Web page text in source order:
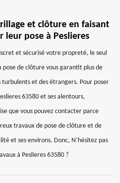
et clôture en faisant
leur pose à Peslieres
et sécurisé votre propreté, le seul
pose de clôture vous garantit plus de
et des étrangers. Pour poser
63580 et ses alentours,
que vous pouvez contacter parce
travaux de pose de clôture et de
et ses environs. Donc, N’hésitez pas
à Peslieres 63580 ?